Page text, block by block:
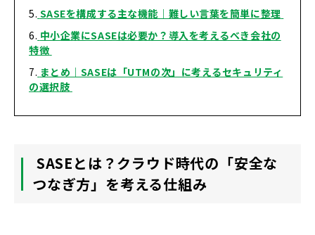
SASEを構成する主な機能｜難しい言葉を簡単に整理
中小企業にSASEは必要か？導入を考えるべき会社の
特徴
まとめ｜SASEは「UTMの次」に考えるセキュリティ
の選択肢
SASEとは？クラウド時代の「安全な
つなぎ方」を考える仕組み